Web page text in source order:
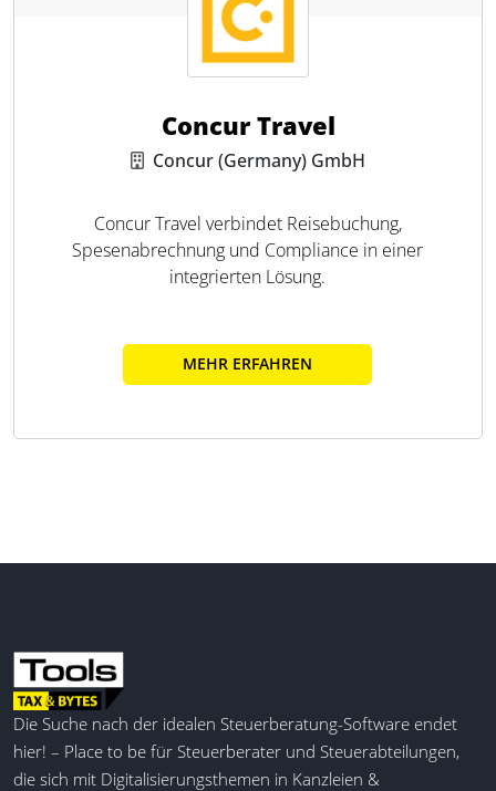
Concur Travel
Concur (Germany) GmbH
Concur Travel verbindet Reisebuchung,
Spesenabrechnung und Compliance in einer
integrierten Lösung.
MEHR ERFAHREN
Die Suche nach der idealen Steuerberatung-Software endet
hier! – Place to be für Steuerberater und Steuerabteilungen,
die sich mit Digitalisierungsthemen in Kanzleien &